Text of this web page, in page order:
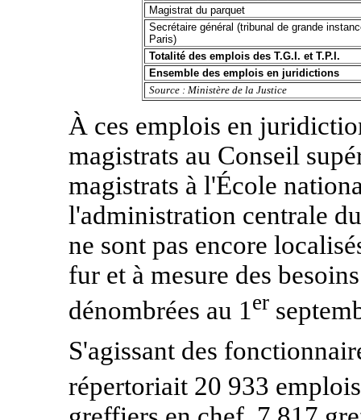
Magistrat du parquet
Secrétaire général (tribunal de grande
Paris)
Totalité des emplois des T.G.I. et T.P.I.
Ensemble des emplois en juridictions
Source : Ministère de la Justice
À ces emplois en
magistrats au Conseil
magistrats à l'École
l'administration centrale
ne sont pas encore
fur et à mesure des
dénombrées au 1 er
S'agissant des
répertoriait 20 933